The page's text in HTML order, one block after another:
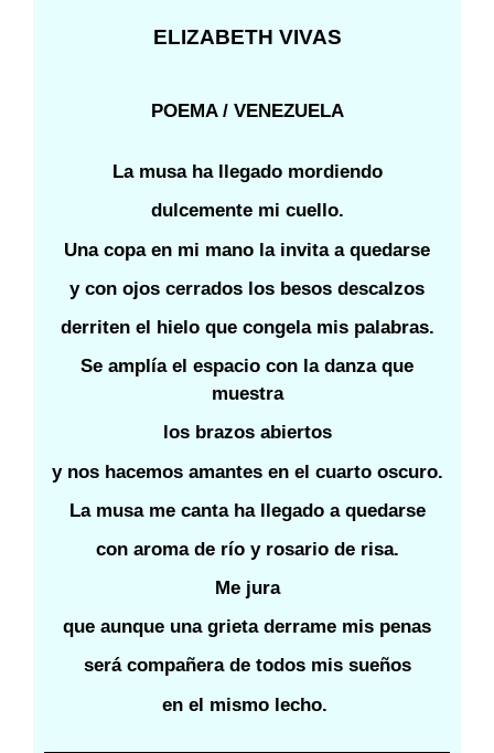
ELIZABETH VIVAS
POEMA / VENEZUELA
La musa ha llegado mordiendo
dulcemente mi cuello.
Una copa en mi mano la invita a quedarse
y con ojos cerrados los besos descalzos
derriten el hielo que congela mis palabras.
Se amplía el espacio con la danza que
muestra
los brazos abiertos
y nos hacemos amantes en el cuarto oscuro.
La musa me canta ha llegado a quedarse
con aroma de río y rosario de risa.
Me jura
que aunque una grieta derrame mis penas
será compañera de todos mis sueños
en el mismo lecho.